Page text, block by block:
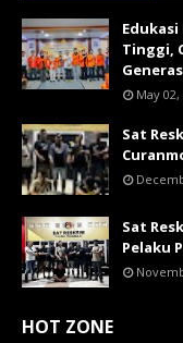
Tinggi,
May 02,
Sat
Sat
Pelaku
HOT ZONE